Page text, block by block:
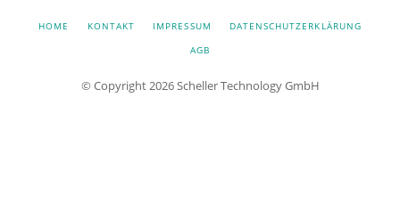
NAVIGATION
HOME KONTAKT IMPRESSUM
DATENSCHUTZERKLÄRUNG
AGB
© Copyright 2026 Scheller Technology GmbH